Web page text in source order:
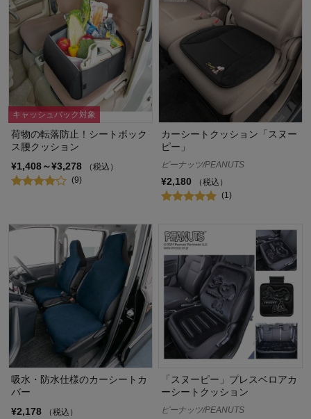
キャッシュバック対象
荷物の転落防止！シートボック
ス腰クッション
¥1,408～¥3,278
（税込）
(9)
カーシートクッション「スヌー
ピー」
ピーナッツ/PEANUTS
¥2,180
（税込）
(1)
吸水・防水仕様のカーシートカ
バー
¥2,178
（税込）
「スヌーピー」プレスベロアカ
ーシートクッション
ピーナッツ/PEANUTS